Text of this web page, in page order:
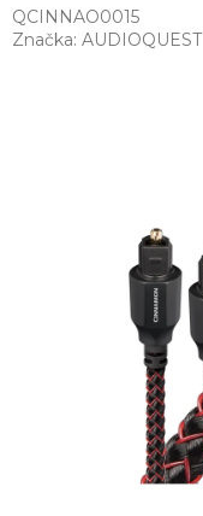
QCINNAO0015
Značka: AUDIOQUEST